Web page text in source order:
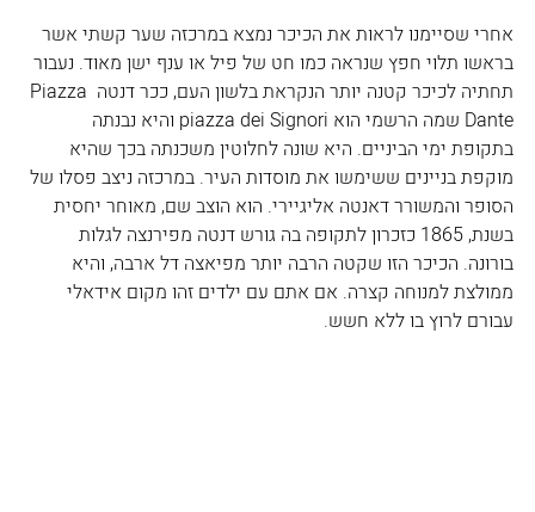
אחרי שסיימנו לראות את הכיכר נמצא במרכזה שער קשתי אשר
בראשו תלוי חפץ שנראה כמו חט של פיל או ענף ישן מאוד. נעבור
תחתיה לכיכר קטנה יותר הנקראת בלשון העם, ככר דנטה Piazza
Dante שמה הרשמי הוא piazza dei Signori והיא נבנתה
בתקופת ימי הביניים. היא שונה לחלוטין משכנתה בכך שהיא
מוקפת בניינים ששימשו את מוסדות העיר. במרכזה ניצב פסלו של
הסופר והמשורר דאנטה אליגיירי. הוא הוצב שם, מאוחר יחסית
בשנת, 1865 כזכרון לתקופה בה גורש דנטה מפירנצה לגלות
בורונה. הכיכר הזו שקטה הרבה יותר מפיאצה דל ארבה, והיא
ממולצת למנוחה קצרה. אם אתם עם ילדים זהו מקום אידאלי
עבורם לרוץ בו ללא חשש.